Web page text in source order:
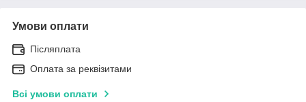
Умови оплати
Післяплата
Оплата за реквізитами
Всі умови оплати